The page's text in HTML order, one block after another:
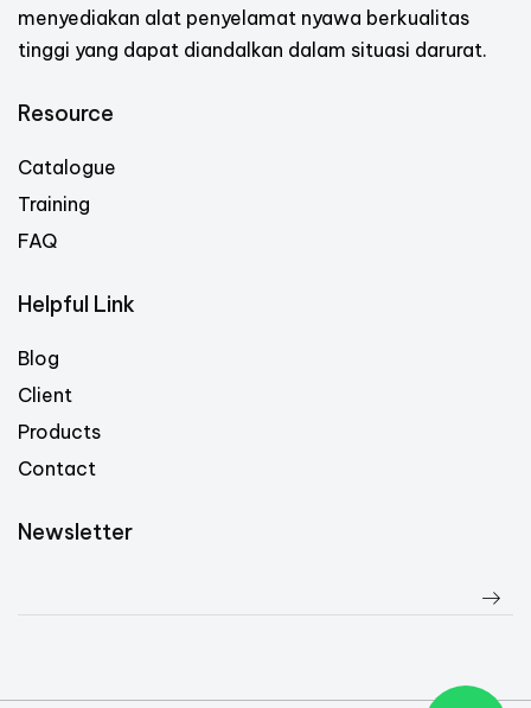
menyediakan alat penyelamat nyawa berkualitas
tinggi yang dapat diandalkan dalam situasi darurat.
Resource
Catalogue
Training
FAQ
Helpful Link
Blog
Client
Products
Contact
Newsletter